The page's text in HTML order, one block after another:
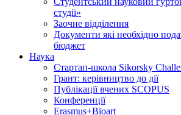
студії»
Заочне відділення
Документи які необхідно
бюджет
Наука
Стартап-школа Sikorsky
Грант: керівництво до дії
Публікації вчених SCOPUS
Конференції
Erasmus+Bioart